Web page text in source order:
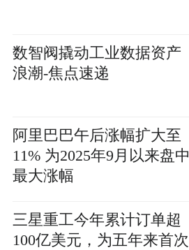
数智阀撬动工业数据资产
浪潮-焦点速递
阿里巴巴午后涨幅扩大至
11% 为2025年9月以来盘中
最大涨幅
三星重工今年累计订单超
100亿美元，为五年来首次